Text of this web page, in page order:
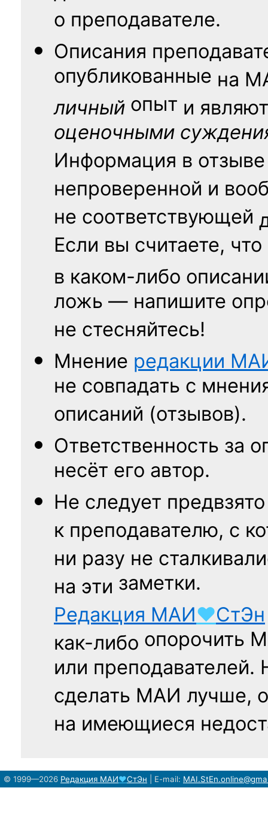
о преподавателе.
Описания
опубликованные на
личный опыт и
оценочными
Информация в
непроверенной и
не соответствующей
Если вы считаете, что
в каком-либо
ложь — напишите
не стесняйтесь!
Мнение редакции
не совпадать с
описаний (отзывов).
Ответственность за
несёт его автор.
Не следует
к преподавателю, с
ни разу не
на эти заметки.
Редакция МАИ♥СтЭн
как-либо опорочить
или
сделать МАИ лучше,
на имеющиеся
© 1999—2026 Редакция МАИ♥СтЭн E-mail: